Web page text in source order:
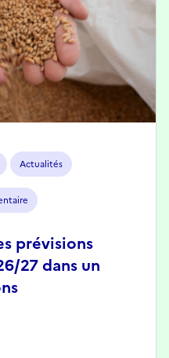
Actualités
prévisions
27 dans un